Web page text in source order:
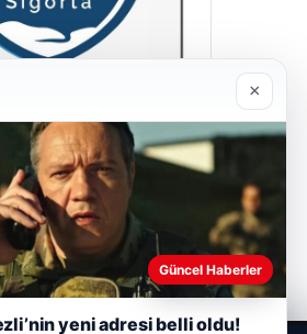
×
Güncel Haberler
yeni adresi belli oldu!